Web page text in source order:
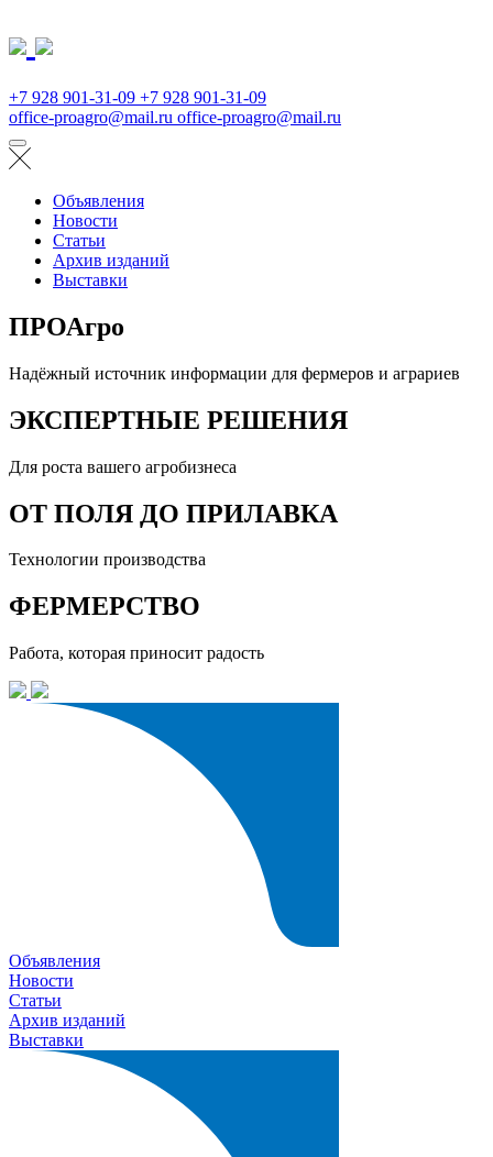
+7 928 901-31-09 +7 928 901-31-09
office-proagro@mail.ru office-proagro@mail.ru
Объявления
Новости
Статьи
Архив изданий
Выставки
ПРОАгро
Надёжный источник информации для фермеров и аграриев
ЭКСПЕРТНЫЕ РЕШЕНИЯ
Для роста вашего агробизнеса
ОТ ПОЛЯ ДО ПРИЛАВКА
Технологии производства
ФЕРМЕРСТВО
Работа, которая приносит радость
Объявления
Новости
Статьи
Архив изданий
Выставки